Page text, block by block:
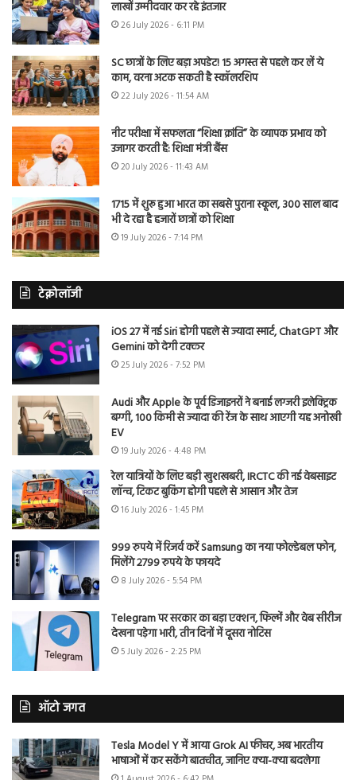
लाखों उम्मीदवार कर रहे इंतजार
26 July 2026 - 6:11 PM
SC छात्रों के लिए बड़ा अपडेट! 15 अगस्त से पहले कर लें ये
काम, वरना अटक सकती है स्कॉलरशिप
22 July 2026 - 11:54 AM
नीट परीक्षा में सफलता “शिक्षा क्रांति” के व्यापक प्रभाव को
उजागर करती है: शिक्षा मंत्री बैंस
20 July 2026 - 11:43 AM
1715 में शुरू हुआ भारत का सबसे पुराना स्कूल, 300 साल बाद
भी दे रहा है हजारों छात्रों को शिक्षा
19 July 2026 - 7:14 PM
टेक्नोलॉजी
iOS 27 में नई Siri होगी पहले से ज्यादा स्मार्ट, ChatGPT और
Gemini को देगी टक्कर
25 July 2026 - 7:52 PM
Audi और Apple के पूर्व डिजाइनरों ने बनाई लग्जरी इलेक्ट्रिक
बग्गी, 100 किमी से ज्यादा की रेंज के साथ आएगी यह अनोखी
EV
19 July 2026 - 4:48 PM
रेल यात्रियों के लिए बड़ी खुशखबरी, IRCTC की नई वेबसाइट
लॉन्च, टिकट बुकिंग होगी पहले से आसान और तेज
16 July 2026 - 1:45 PM
999 रुपये में रिजर्व करें Samsung का नया फोल्डेबल फोन,
मिलेंगे 2799 रुपये के फायदे
8 July 2026 - 5:54 PM
Telegram पर सरकार का बड़ा एक्शन, फिल्में और वेब सीरीज
देखना पड़ेगा भारी, तीन दिनों में दूसरा नोटिस
5 July 2026 - 2:25 PM
ऑटो जगत
Tesla Model Y में आया Grok AI फीचर, अब भारतीय
भाषाओं में कर सकेंगे बातचीत, जानिए क्या-क्या बदलेगा